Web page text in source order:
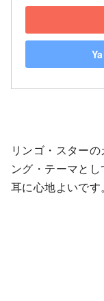
リンゴ・スター
ング・テーマとし
耳に心地よいです。